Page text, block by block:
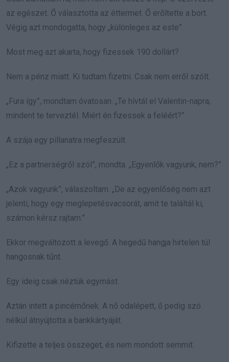
az egészet. Ő választotta az éttermet. Ő erőltette a bort.
Végig azt mondogatta, hogy „különleges az este”.
Most meg azt akarta, hogy fizessek 190 dollárt?
Nem a pénz miatt. Ki tudtam fizetni. Csak nem erről szólt.
„Fura így”, mondtam óvatosan. „Te hívtál el Valentin-napra,
mindent te terveztél. Miért én fizessek a feléért?”
A szája egy pillanatra megfeszült.
„Ez a partnerségről szól”, mondta. „Egyenlők vagyunk, nem?”
„Azok vagyunk”, válaszoltam. „De az egyenlőség nem azt
jelenti, hogy egy meglepetésvacsorát, amit te találtál ki,
számon kérsz rajtam.”
Ekkor megváltozott a levegő. A hegedű hangja hirtelen túl
hangosnak tűnt.
Egy ideig csak néztük egymást.
Aztán intett a pincérnőnek. A nő odalépett, ő pedig szó
nélkül átnyújtotta a bankkártyáját.
Kifizette a teljes összeget, és nem mondott semmit.